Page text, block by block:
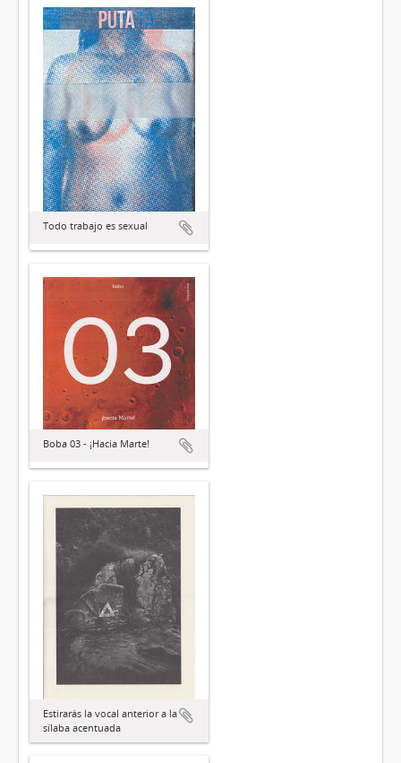
Todo trabajo es sexual
Boba 03 - ¡Hacia Marte!
Estirarás la vocal anterior a la
sílaba acentuada